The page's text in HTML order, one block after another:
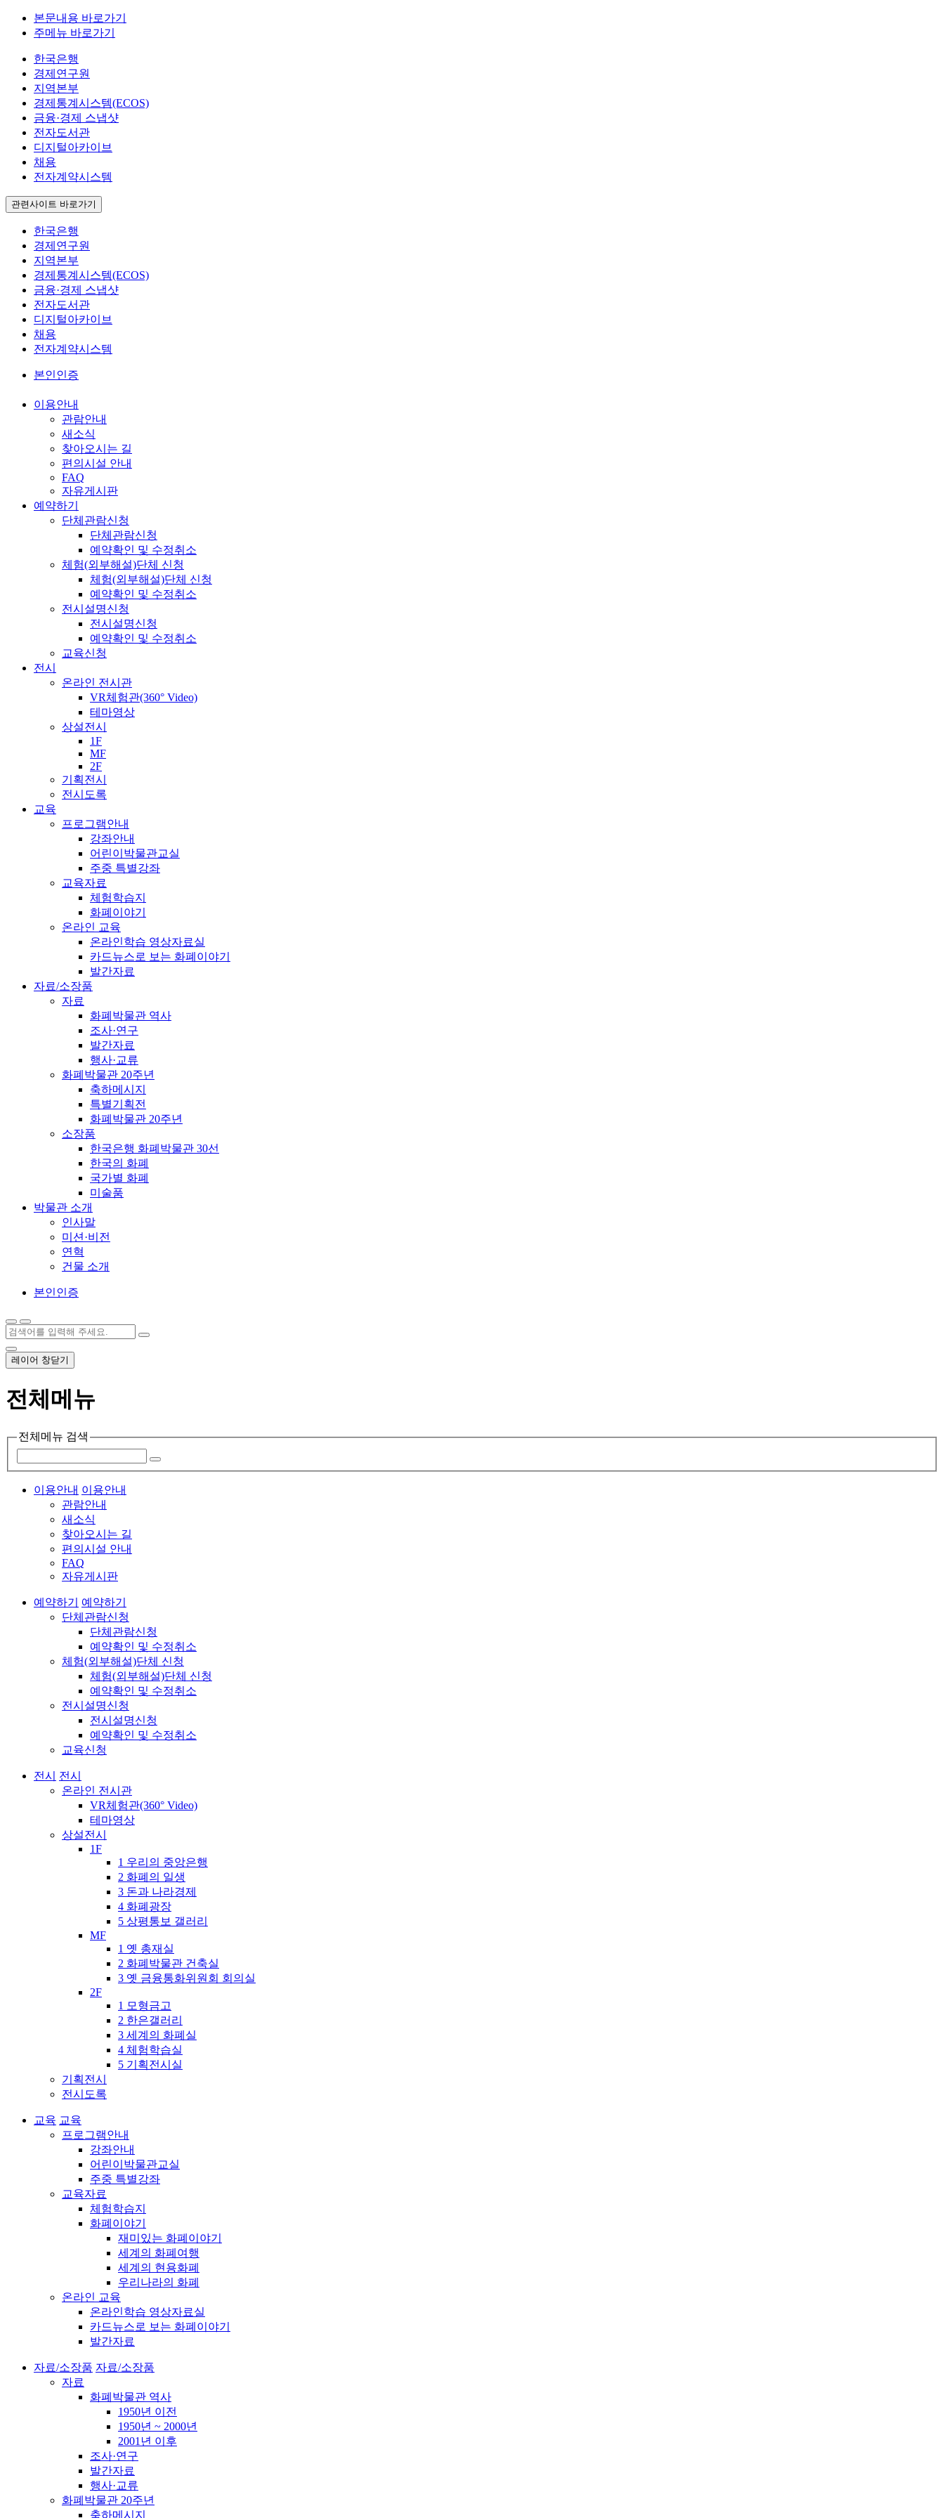
본문내용 바로가기
주메뉴 바로가기
한국은행
경제연구원
지역본부
경제통계시스템(ECOS)
금융·경제 스냅샷
전자도서관
디지털아카이브
채용
전자계약시스템
관련사이트 바로가기
한국은행
경제연구원
지역본부
경제통계시스템(ECOS)
금융·경제 스냅샷
전자도서관
디지털아카이브
채용
전자계약시스템
본인인증
이용안내
관람안내
새소식
찾아오시는 길
편의시설 안내
FAQ
자유게시판
예약하기
단체관람신청
단체관람신청
예약확인 및 수정취소
체험(외부해설)단체 신청
체험(외부해설)단체 신청
예약확인 및 수정취소
전시설명신청
전시설명신청
예약확인 및 수정취소
교육신청
전시
온라인 전시관
VR체험관(360° Video)
테마영상
상설전시
1F
MF
2F
기획전시
전시도록
교육
프로그램안내
강좌안내
어린이박물관교실
주중 특별강좌
교육자료
체험학습지
화폐이야기
온라인 교육
온라인학습 영상자료실
카드뉴스로 보는 화폐이야기
발간자료
자료/소장품
자료
화폐박물관 역사
조사·연구
발간자료
행사·교류
화폐박물관 20주년
축하메시지
특별기획전
화폐박물관 20주년
소장품
한국은행 화폐박물관 30선
한국의 화폐
국가별 화폐
미술품
박물관 소개
인사말
미션·비전
연혁
건물 소개
본인인증
레이어 창닫기
전체메뉴
전체메뉴 검색
이용안내 이용안내
관람안내
새소식
찾아오시는 길
편의시설 안내
FAQ
자유게시판
예약하기
예약하기
단체관람신청
단체관람신청
예약확인 및 수정취소
체험(외부해설)단체 신청
체험(외부해설)단체 신청
예약확인 및 수정취소
전시설명신청
전시설명신청
예약확인 및 수정취소
교육신청
전시
전시
온라인 전시관
VR체험관(360° Video)
테마영상
상설전시
1F
1 우리의 중앙은행
2 화폐의 일생
3 돈과 나라경제
4 화폐광장
5 상평통보 갤러리
MF
1 옛 총재실
2 화폐박물관 건축실
3 옛 금융통화위원회 회의실
2F
1 모형금고
2 한은갤러리
3 세계의 화폐실
4 체험학습실
5 기획전시실
기획전시
전시도록
교육 교육
프로그램안내
강좌안내
어린이박물관교실
주중 특별강좌
교육자료
체험학습지
화폐이야기
재미있는 화폐이야기
세계의 화폐여행
세계의 현용화폐
우리나라의 화폐
온라인 교육
온라인학습 영상자료실
카드뉴스로 보는 화폐이야기
발간자료
자료/소장품 자료/소장품
자료
화폐박물관 역사
1950년 이전
1950년 ~ 2000년
2001년 이후
조사·연구
발간자료
행사·교류
화폐박물관 20주년
축하메시지